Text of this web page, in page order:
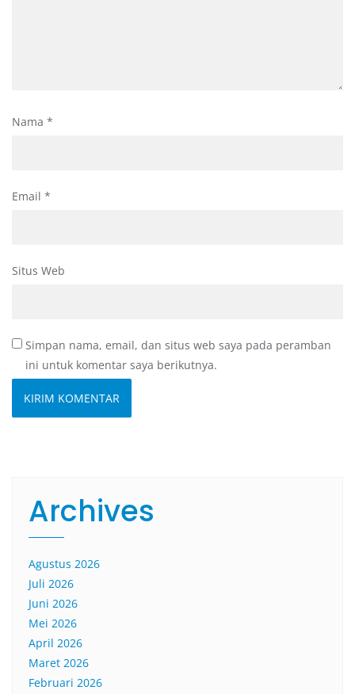
Nama *
Email *
Situs Web
Simpan nama, email, dan situs web saya pada peramban
ini untuk komentar saya berikutnya.
Archives
Agustus 2026
Juli 2026
Juni 2026
Mei 2026
April 2026
Maret 2026
Februari 2026